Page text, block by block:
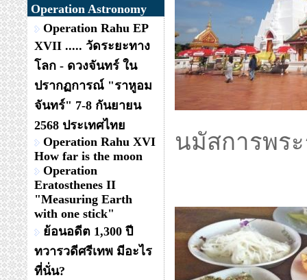
Operation Astronomy
Operation Rahu EP
XVII ..... วัดระยะทาง
โลก - ดวงจันทร์ ใน
ปรากฏการณ์ "ราหูอม
จันทร์" 7-8 กันยายน
2568 ประเทศไทย
Operation Rahu XVI
How far is the moon
Operation
Eratosthenes II
"Measuring Earth
with one stick"
ย้อนอดีต 1,300 ปี
ทวารวดีศรีเทพ มีอะไร
ที่นั่น?
นมัสการพร